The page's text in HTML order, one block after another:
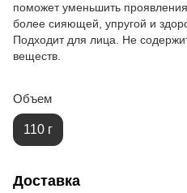
поможет уменьшить
более сияющей, упругой и
Подходит для лица. Не
веществ.
Объем
110 г
Доставка